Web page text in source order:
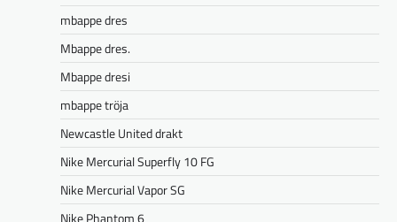
mbappe dres
Mbappe dres.
Mbappe dresi
mbappe tröja
Newcastle United drakt
Nike Mercurial Superfly 10 FG
Nike Mercurial Vapor SG